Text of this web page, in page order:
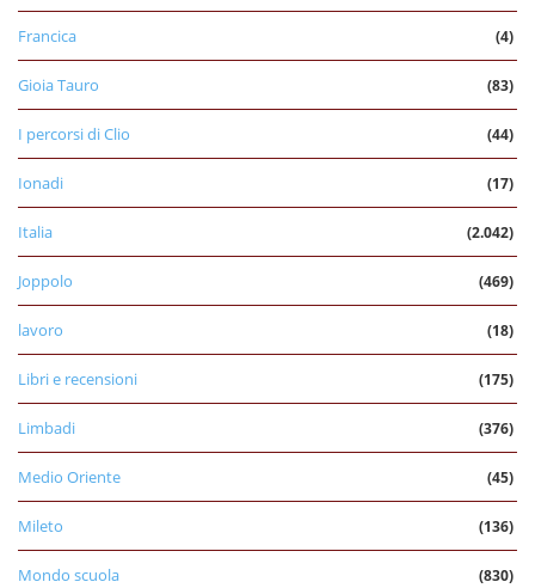
Francica (4)
Gioia Tauro (83)
I percorsi di Clio (44)
Ionadi (17)
Italia (2.042)
Joppolo (469)
lavoro (18)
Libri e recensioni (175)
Limbadi (376)
Medio Oriente (45)
Mileto (136)
Mondo scuola (830)